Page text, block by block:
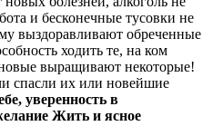
и бесконечные тусовки не
выздоравливают обреченные
ходить те, на ком
выращивают некоторые!
спасли их или новейшие
уверенность в
Жить и ясное